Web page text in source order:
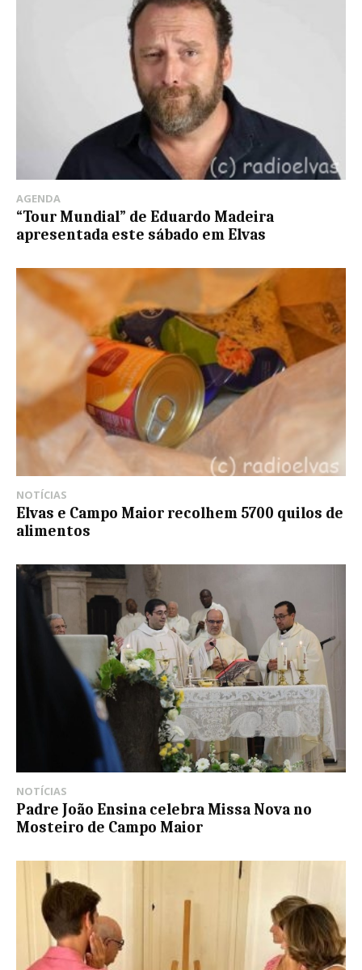
AGENDA
“Tour Mundial” de Eduardo Madeira
apresentada este sábado em Elvas
NOTÍCIAS
Elvas e Campo Maior recolhem 5700 quilos de
alimentos
NOTÍCIAS
Padre João Ensina celebra Missa Nova no
Mosteiro de Campo Maior